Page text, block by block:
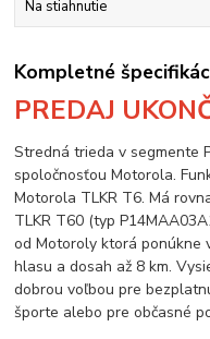
Na stiahnutie
Kompletné
PREDAJ
Stredná trieda v segmente
spoločnosťou Motorola.
Motorola TLKR T6. Má
TLKR T60 (typ
od Motoroly ktorá ponúkne
hlasu a dosah až 8 km.
dobrou voľbou pre
športe alebo pre občasné